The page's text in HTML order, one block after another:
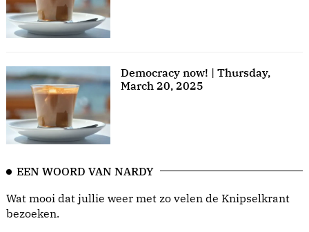
Democracy now! | Thursday,
March 20, 2025
EEN WOORD VAN NARDY
Wat mooi dat jullie weer met zo velen de Knipselkrant
bezoeken.